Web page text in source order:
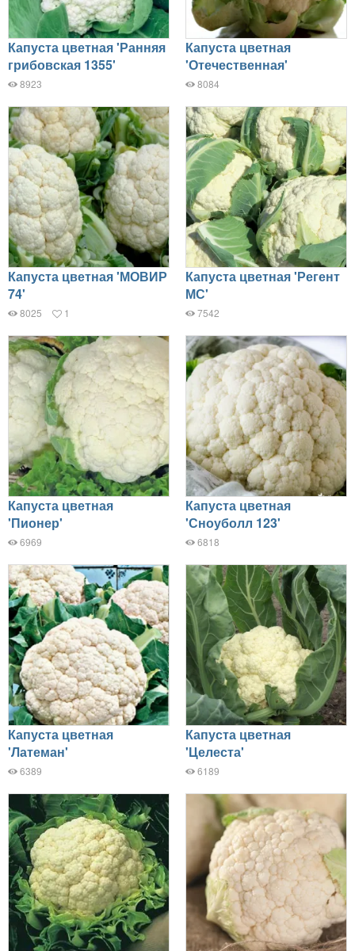
Капуста цветная 'Ранняя
грибовская 1355'
8923
Капуста цветная
'Отечественная'
8084
Капуста цветная 'МОВИР
74'
8025 1
Капуста цветная 'Регент
МС'
7542
Капуста цветная
'Пионер'
6969
Капуста цветная
'Сноуболл 123'
6818
Капуста цветная
'Латеман'
6389
Капуста цветная
'Целеста'
6189